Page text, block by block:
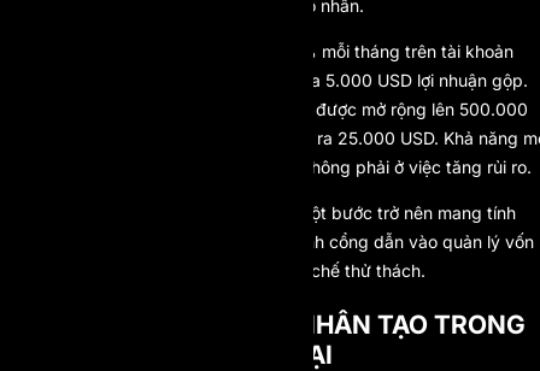
tăng mức độ phơi nhiễm theo cấp số nhân.
Ví dụ, một trader tạo ra lợi nhuận 5% mỗi tháng trên tài khoản
được cấp vốn 100.000 USD sẽ tạo ra 5.000 USD lợi nhuận gộp.
Nếu hiệu suất duy trì ổn định và vốn được mở rộng lên 500.000
USD, cùng tỷ lệ phần trăm đó sẽ tạo ra 25.000 USD. Khả năng
rộng nằm ở tính nhất quán kỷ luật, không phải ở việc tăng rủi ro.
Đây là điểm mà mô hình prop firm một bước trở nên mang tính
chuyển đổi. Nó đóng vai trò như cánh cổng dẫn vào quản lý vốn
chuyên nghiệp thay vì chỉ là một cơ chế thử thách.
SỰ TÍCH HỢP TRÍ TUỆ NHÂN TẠO TRONG
PROP TRADING HIỆN ĐẠI